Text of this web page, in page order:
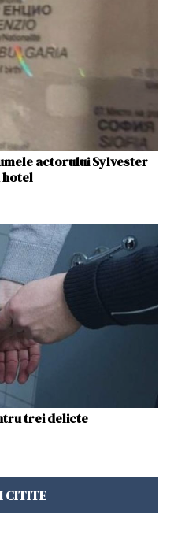
actorului Sylvester
hotel
trei delicte
CITITE